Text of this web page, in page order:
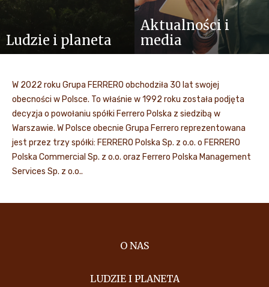
Ludzie i planeta
Aktualności i
media
W 2022 roku Grupa FERRERO obchodziła 30 lat swojej
obecności w Polsce. To właśnie w 1992 roku została podjęta
decyzja o powołaniu spółki Ferrero Polska z siedzibą w
Warszawie. W Polsce obecnie Grupa Ferrero reprezentowana
jest przez trzy spółki: FERRERO Polska Sp. z o.o. o FERRERO
Polska Commercial Sp. z o.o. oraz Ferrero Polska Management
Services Sp. z o.o..
O NAS
LUDZIE I PLANETA